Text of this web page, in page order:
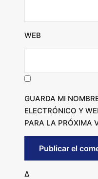
WEB
GUARDA MI
ELECTRÓNICO Y
PARA LA PRÓXIMA
Δ